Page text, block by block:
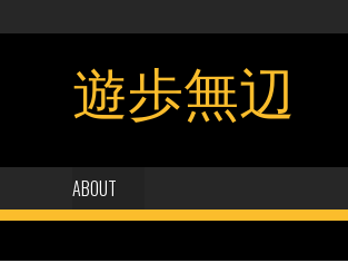
遊歩無辺
ABOUT